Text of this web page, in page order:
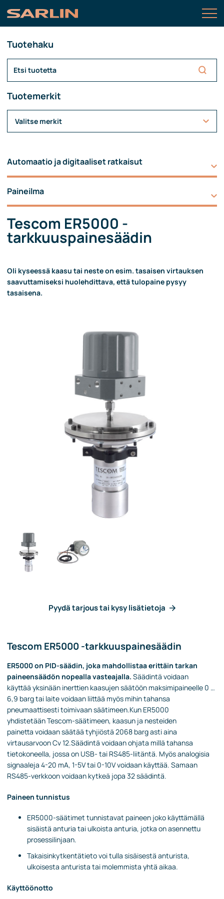
Tuotehaku
Tuotemerkit
Valitse merkit
Automaatio ja digitaaliset ratkaisut
Paineilma
Tescom ER5000 -
tarkkuuspainesäädin
Oli kyseessä kaasu tai neste on esim. tasaisen virtauksen
saavuttamiseksi huolehdittava, että tulopaine pysyy
tasaisena.
Pyydä tarjous tai kysy lisätietoja
Tescom ER5000 -tarkkuuspainesäädin
ER5000 on PID-säädin, joka mahdollistaa erittäin tarkan
paineensäädön nopealla vasteajalla. Säädintä voidaan
käyttää yksinään inerttien kaasujen säätöön maksimipaineelle 0 …
6,9 barg tai laite voidaan liittää myös mihin tahansa
pneumaattisesti toimivaan säätimeen.Kun ER5000
yhdistetään Tescom-säätimeen, kaasun ja nesteiden
painetta voidaan säätää tyhjiöstä 2068 barg asti aina
virtausarvoon Cv 12.Säädintä voidaan ohjata millä tahansa
tietokoneella, jossa on USB- tai RS485-liitäntä. Myös analogisia
signaaleja 4-20 mA, 1-5V tai 0-10V voidaan käyttää. Samaan
RS485-verkkoon voidaan kytkeä jopa 32 säädintä.
Paineen tunnistus
ER5000-säätimet tunnistavat paineen joko käyttämällä
sisäistä anturia tai ulkoista anturia, jotka on asennettu
prosessilinjaan.
Takaisinkytkentätieto voi tulla sisäisestä anturista,
ulkoisesta anturista tai molemmista yhtä aikaa.
Käyttöönotto